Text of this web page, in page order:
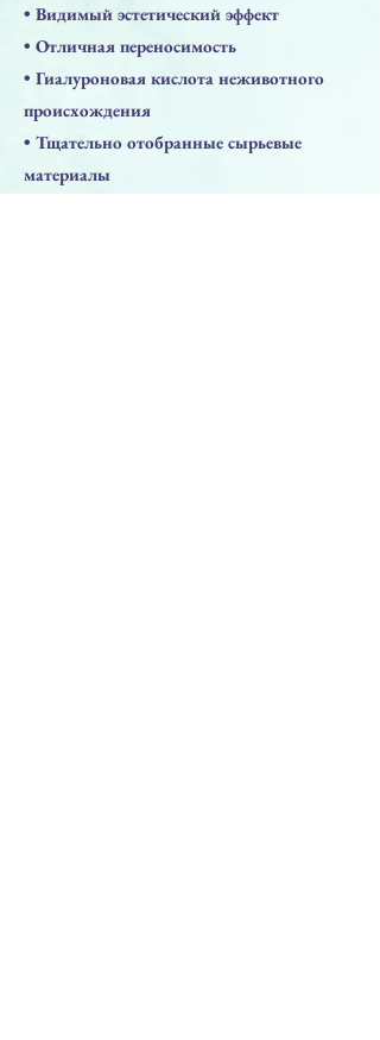
• Видимый эстетический эффект
• Отличная переносимость
• Гиалуроновая кислота неживотного
происхождения
• Тщательно отобранные сырьевые
материалы